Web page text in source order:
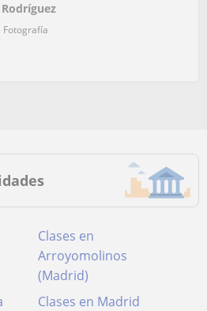
Fotografía
Clases en
Arroyomolinos
(Madrid)
Clases en Madrid